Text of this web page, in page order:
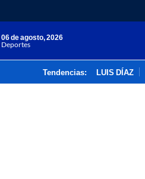
06 de agosto, 2026
Deportes
Tendencias: LUIS DÍAZ